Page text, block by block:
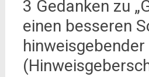
3 Gedanken zu „
einen besseren